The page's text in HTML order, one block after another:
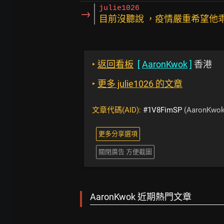
→ julie1026
目前沒聽說 ，疫情嚴重希望他
‣ 返回看板 [AaronKwok] 香港
‣ 更多 julie1026 的文章
文章代碼(AID): #1V8FimSP
更多分享選項
關閉廣告 方便截圖
AaronKwok 近期熱門文章